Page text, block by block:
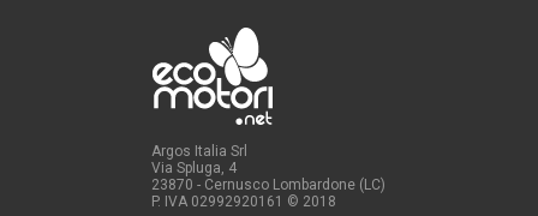
Argos Italia Srl
Via Spluga, 4
23870 - Cernusco Lombardone (LC)
P. IVA 02992920161 © 2018